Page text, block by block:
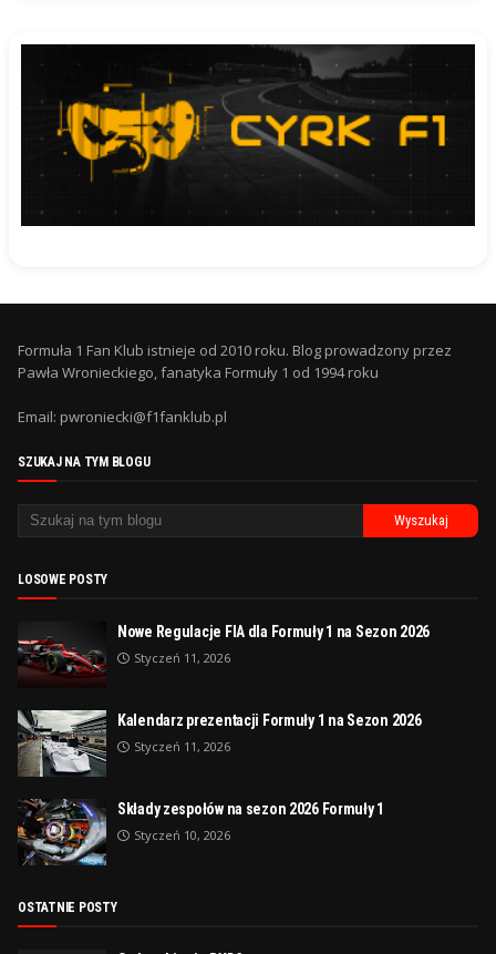
Formuła 1 Fan Klub istnieje od 2010 roku. Blog prowadzony przez
Pawła Wronieckiego, fanatyka Formuły 1 od 1994 roku
Email: pwroniecki@f1fanklub.pl
SZUKAJ NA TYM BLOGU
LOSOWE POSTY
Nowe Regulacje FIA dla Formuły 1 na Sezon 2026
Styczeń 11, 2026
Kalendarz prezentacji Formuły 1 na Sezon 2026
Styczeń 11, 2026
Składy zespołów na sezon 2026 Formuły 1
Styczeń 10, 2026
OSTATNIE POSTY